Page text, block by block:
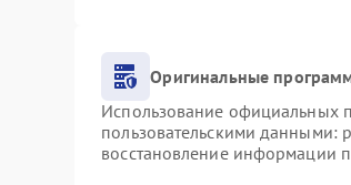
Оригинальные
Использование официальных
пользовательскими данными:
восстановление информации